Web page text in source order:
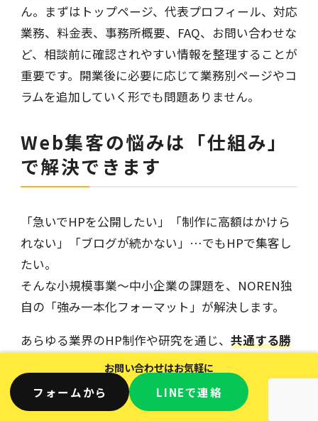
ん。まずはトップページ、代表プロフィール、対応
業務、料金表、事務所概要、FAQ、お問い合わせな
ど、相談前に確認されやすい情報を整理することが
重要です。開業後に必要に応じて業務別ページやコ
ラムを追加していく形でも問題ありません。
Web集客の悩みは「仕組み」
で解決できます
「急いでHPを公開したい」「制作に高額はかけら
れない」「ブログが続かない」…でもHPで集客し
たい。
そんな小規模事業〜中小企業の課題を、NOREN独
自の「強み一本化フォーマット」が解決します。
あらゆる業界のHP制作や研究を通じ、 共通する勝
ちパターンを抽出し体系化したフォーマット。
ユーザーにも検索エンジンにも見やすく分かりや
すい情報設計と、競合の少ない市場で勝つためのコ
お問い合わせはお気軽に
フォームから LINEで連絡